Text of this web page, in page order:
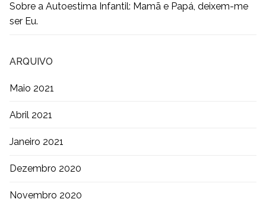
Sobre a Autoestima Infantil: Mamã e Papá, deixem-me
ser Eu.
ARQUIVO
Maio 2021
Abril 2021
Janeiro 2021
Dezembro 2020
Novembro 2020